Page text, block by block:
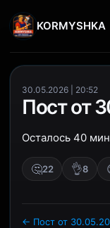
KORMYSHKA
30.05.2026 | 20:52
Пост от
Осталось 40
🤔22 👌8
← Пост от